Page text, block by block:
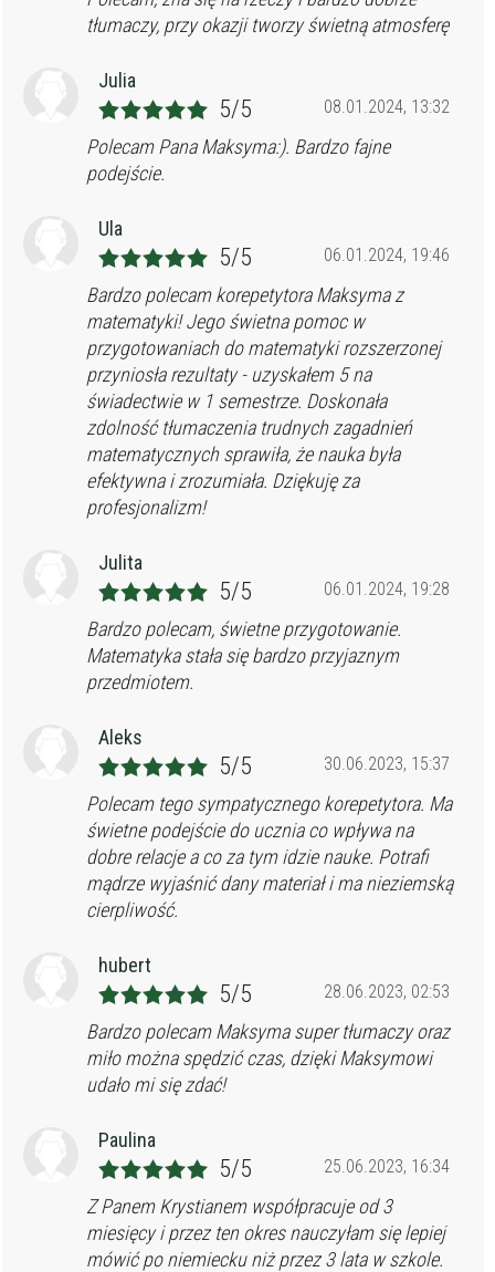
tłumaczy, przy okazji tworzy świetną atmosferę
Julia
08.01.2024, 13:32
5/5
Polecam Pana Maksyma:). Bardzo fajne
podejście.
Ula
06.01.2024, 19:46
5/5
Bardzo polecam korepetytora Maksyma z
matematyki! Jego świetna pomoc w
przygotowaniach do matematyki rozszerzonej
przyniosła rezultaty - uzyskałem 5 na
świadectwie w 1 semestrze. Doskonała
zdolność tłumaczenia trudnych zagadnień
matematycznych sprawiła, że nauka była
efektywna i zrozumiała. Dziękuję za
profesjonalizm!
Julita
06.01.2024, 19:28
5/5
Bardzo polecam, świetne przygotowanie.
Matematyka stała się bardzo przyjaznym
przedmiotem.
Aleks
30.06.2023, 15:37
5/5
Polecam tego sympatycznego korepetytora. Ma
świetne podejście do ucznia co wpływa na
dobre relacje a co za tym idzie nauke. Potrafi
mądrze wyjaśnić dany materiał i ma nieziemską
cierpliwość.
hubert
28.06.2023, 02:53
5/5
Bardzo polecam Maksyma super tłumaczy oraz
miło można spędzić czas, dzięki Maksymowi
udało mi się zdać!
Paulina
25.06.2023, 16:34
5/5
Z Panem Krystianem współpracuje od 3
miesięcy i przez ten okres nauczyłam się lepiej
mówić po niemiecku niż przez 3 lata w szkole.